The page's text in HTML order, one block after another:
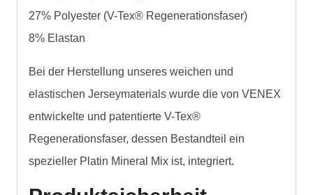
27% Polyester (V-Tex® Regenerationsfaser)
8% Elastan
Bei der Herstellung unseres weichen und
elastischen Jerseymaterials wurde die von VENEX
entwickelte und patentierte V-Tex®
Regenerationsfaser, dessen Bestandteil ein
spezieller Platin Mineral Mix ist, integriert.